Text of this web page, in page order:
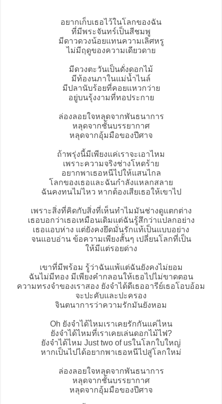
อยากเก็บเธอไว้ในโลกของฉัน
ที่มีพระจันทร์เป็นสีชมพู
มีดาวดวงน้อยแทนความเลิศหรู
ไม่มีฤดูของความเดียวดาย
มีดวงตะวันเป็นดั่งดอกไม้
มีท้องนภาในแม่น้ำไนล์
มีปลานับร้อยที่คอยแหวกว่าย
อยู่บนรุ้งงามที่ทอประกาย
ล่องลอยใจหลุดจากพันธนาการ
หลุดจากชั้นบรรยากาศ
หลุดจากอุ้มมือของปีศาจ
ถ้าพรุ่งนี้มีเพียงแค่เราจะเอาไหม
เพราะความจริงช่างโหดร้าย
อยากพาเธอหนีไปให้แสนไกล
โลกของเธอและฉันกำลังแหลกสลาย
ฉันคงทนไม่ไหว หากต้องเสียเธอให้เขาไป
เพราะสิ่งที่คิดกับสิ่งที่เห็นทำไมมันช่างดูแตกต่าง
เธอบอกว่าเธอเหมือนเดิมแต่ฉันรู้สึกว่าแปลกอย่าง
เธอแอบห่าง แต่ยังคงยึดมั่นรักแท้เป็นแบบอย่าง
จนแอบอ่าน ข้อความเพียงสั้นๆ เปลี่ยนโลกที่เป็น
ให้มีแต่รอยด่าง
เขาที่มีพร้อม รู้ว่าฉันแพ้แต่ฉันยังคงไม่ยอม
ฉันไม่มีทอง มีเพียงคำกลอนให้เธอไปไม่ขาดตอน
ความทรงจำของเราสอง ยังจำได้ดีเธออารีย์เธอโอบอ้อม
จะปะคับและปะครอง
จินตนาการว่าความรักมันยังหอม
Oh ยังจำได้ไหมเราเคยรักกันแค่ไหน
ยังจำได้ไหมที่เราเคยเล่นดอกไม้ไฟ?
ยังจำได้ไหม Just two of usในโลกใบใหญ่
หากเป็นไปได้อยากพาเธอหนีไปสู่โลกใหม่
ล่องลอยใจหลุดจากพันธนาการ
หลุดจากชั้นบรรยากาศ
หลุดจากอุ้มมือของปีศาจ